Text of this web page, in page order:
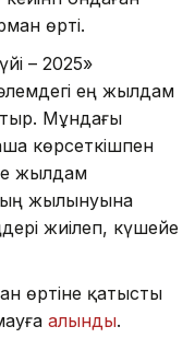
өрті.
– 2025»
ең жылдам
Мұндағы
көрсеткішпен
жылдам
жылынуына
жиілеп, күшейе
өртіне қатысты
алынды.